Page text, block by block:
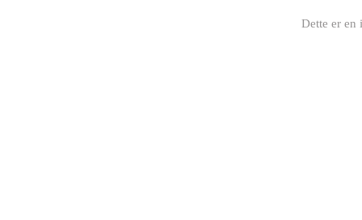
Dette er